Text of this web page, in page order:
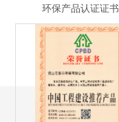
环保产品认证证书